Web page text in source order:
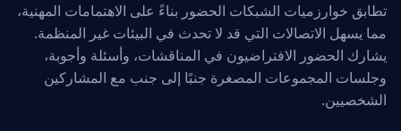
تطابق خوارزميات الشبكات الحضور بناءً على الاهتمامات المهنية،
مما يسهل الاتصالات التي قد لا تحدث في البيئات غير المنظمة.
يشارك الحضور الافتراضيون في المناقشات، وأسئلة وأجوبة،
وجلسات المجموعات المصغرة جنبًا إلى جنب مع المشاركين
الشخصيين.